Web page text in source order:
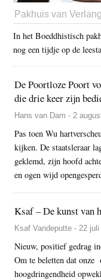
Pakhuis van
In het Boeddhistisch
nog een tijdje op de
De Poortloze Poort
die drie keer zijn
Hans van Dam - 2
Pas toen Wu
kijken. De staatsleraar
geklemd, zijn hoofd
en ogen wijd
Ksaf – De kunst van
Ksaf Vandeputte - 22 juli
Nieuw, positief gedrag
Om te beletten dat onze
hoogdringendheid